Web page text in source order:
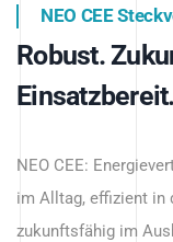
NEO CEE
Robust.
Einsatzbereit.
NEO CEE:
im Alltag, effizient in
zukunftsfähig im
Intelligenz
Anwendungen –
zukunftsfähig.